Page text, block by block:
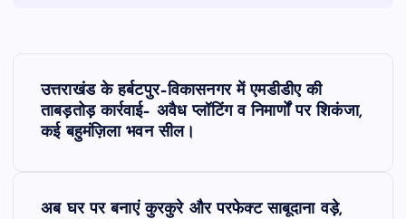
उत्तराखंड के हर्बटपुर–विकासनगर में एमडीडीए की
ताबड़तोड़ कार्रवाई– अवैध प्लॉटिंग व निमार्णों पर शिकंजा,
कई बहुमंज़िला भवन सील।
अब घर पर बनाएं कुरकुरे और परफेक्ट साबूदाना वड़े,